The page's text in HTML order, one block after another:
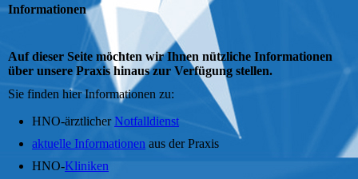
Informationen
Auf dieser Seite möchten wir Ihnen nützliche Informationen
über unsere Praxis hinaus zur Verfügung stellen.
Sie finden hier Informationen zu:
HNO-ärztlicherNotfalldienst
aktuelle Informationen aus der Praxis
HNO-Kliniken